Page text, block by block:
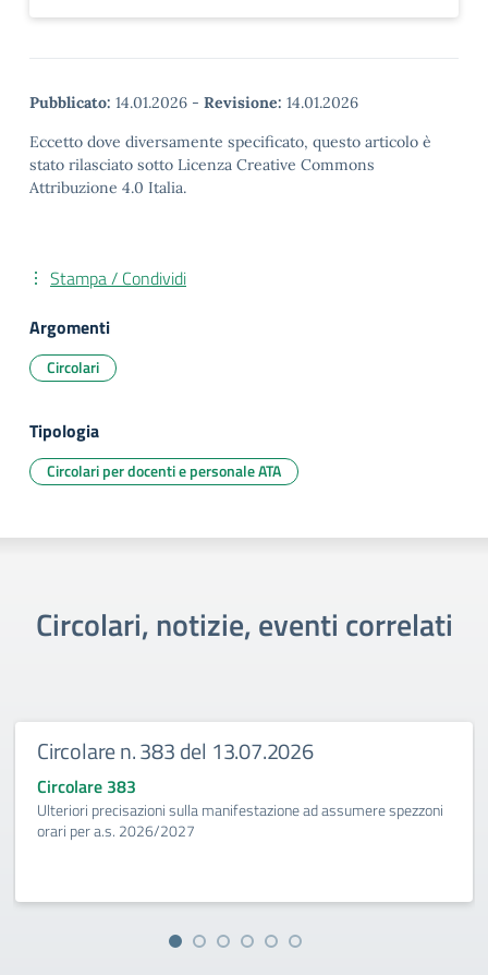
Pubblicato: 14.01.2026 - Revisione: 14.01.2026
Eccetto dove diversamente specificato, questo articolo è
stato rilasciato sotto Licenza Creative Commons
Attribuzione 4.0 Italia.
Stampa / Condividi
Argomenti
Circolari
Tipologia
Circolari per docenti e personale ATA
Circolari, notizie, eventi correlati
Circolare n. 383 del 13.07.2026
Circolare 383
Ulteriori precisazioni sulla manifestazione ad assumere spezzoni
orari per a.s. 2026/2027